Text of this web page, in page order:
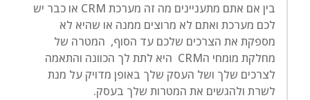
בין אם אתם מתעניינים מה זה מערכת CRM או כבר יש
לכם מערכת ואתם לא מרוצים ממנה או שהיא לא
מספקת את הצרכים שלכם עד הסוף, המטרה של
מחלקת מומחי הCRM היא לתת לך הכוונה והתאמה
לצרכים שלך ושל העסק שלך באופן מדויק על מנת
לשרת ולהגשים את המטרות שלך בעסק.